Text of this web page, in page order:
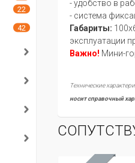
- удобство в
- система
Габариты:
эксплуатации
Важно! Мини-
Технические
носит справочный
22
42